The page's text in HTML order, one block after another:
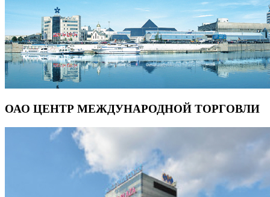
ОАО ЦЕНТР МЕЖДУНАРОДНОЙ ТОРГОВЛИ